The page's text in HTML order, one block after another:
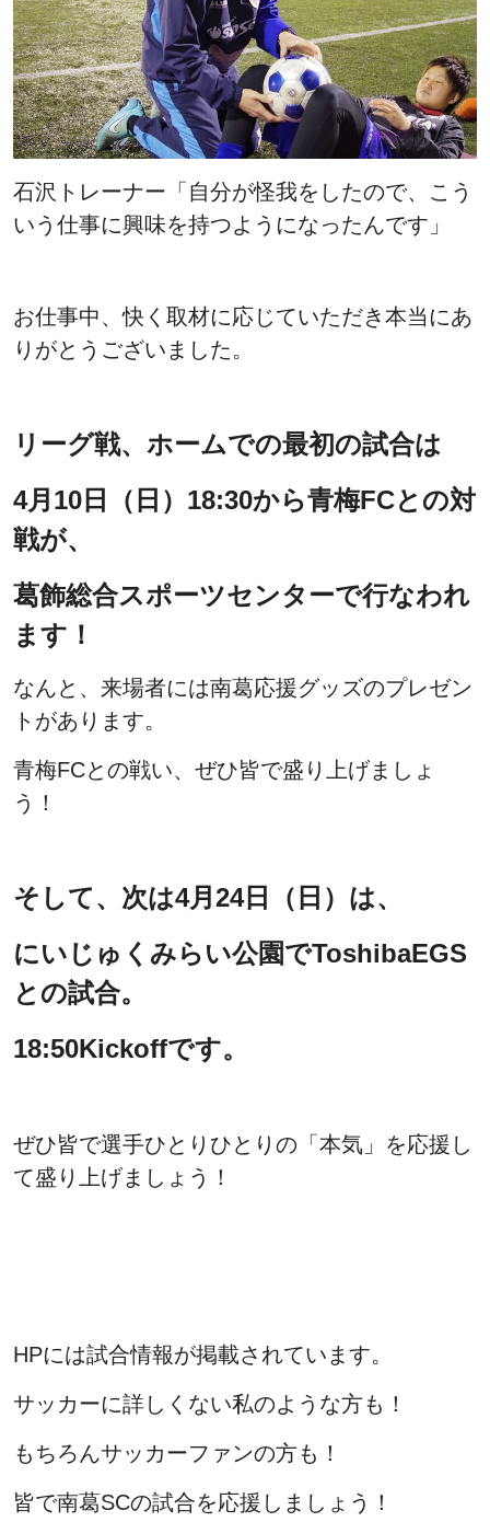
石沢トレーナー「自分が怪我をしたので、こう
いう仕事に興味を持つようになったんです」
お仕事中、快く取材に応じていただき本当にあ
りがとうございました。
リーグ戦、ホームでの最初の試合は
4月10日（日）18:30から青梅FCとの対
戦が、
葛飾総合スポーツセンターで行なわれ
ます！
なんと、来場者には南葛応援グッズのプレゼン
トがあります。
青梅FCとの戦い、ぜひ皆で盛り上げましょ
う！
そして、次は4月24日（日）は、
にいじゅくみらい公園でToshibaEGS
との試合。
18:50Kickoffです。
ぜひ皆で選手ひとりひとりの「本気」を応援し
て盛り上げましょう！
HPには試合情報が掲載されています。
サッカーに詳しくない私のような方も！
もちろんサッカーファンの方も！
皆で南葛SCの試合を応援しましょう！